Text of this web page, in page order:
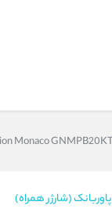
پاوربانک (شارژر همراه)